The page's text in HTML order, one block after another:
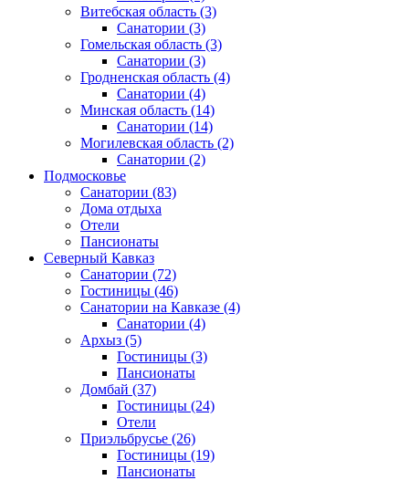
Витебская область (3)
Санатории (3)
Гомельская область (3)
Санатории (3)
Гродненская область (4)
Санатории (4)
Минская область (14)
Санатории (14)
Могилевская область (2)
Санатории (2)
Подмосковье
Санатории (83)
Дома отдыха
Отели
Пансионаты
Северный Кавказ
Санатории (72)
Гостиницы (46)
Санатории на Кавказе (4)
Санатории (4)
Архыз (5)
Гостиницы (3)
Пансионаты
Домбай (37)
Гостиницы (24)
Отели
Приэльбрусье (26)
Гостиницы (19)
Пансионаты